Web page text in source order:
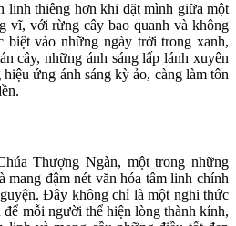
linh thiêng hơn khi đặt mình giữa một
vĩ, với rừng cây bao quanh và không
vào những ngày trời trong xanh,
cây, những ánh sáng lấp lánh xuyên
ứng ánh sáng kỳ ảo, càng làm tôn
Thượng Ngàn, một trong những
mang đậm nét văn hóa tâm linh chính
Đây không chỉ là một nghi thức
để mỗi người thể hiện lòng thành kính,